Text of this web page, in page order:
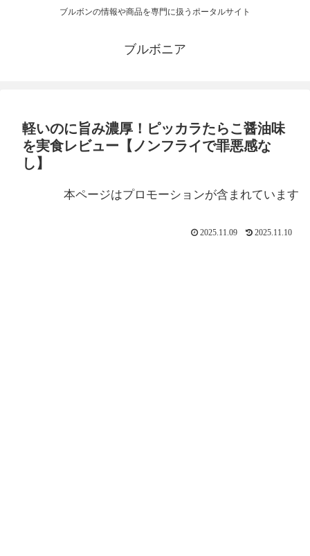
ブルボンの情報や商品を専門に扱うポータルサイト
ブルボニア
軽いのに旨み濃厚！ピッカラたらこ醤油味
を実食レビュー【ノンフライで罪悪感な
し】
本ページはプロモーションが含まれています
2025.11.09 2025.11.10